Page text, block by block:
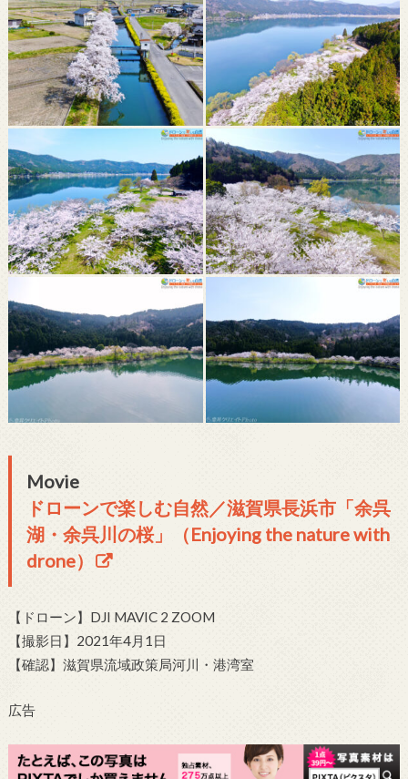
Movie
ドローンで楽しむ自然／滋賀県長浜市「余呉
湖・余呉川の桜」（Enjoying the nature with
drone）
【ドローン】DJI MAVIC 2 ZOOM
【撮影日】2021年4月1日
【確認】滋賀県流域政策局河川・港湾室
広告